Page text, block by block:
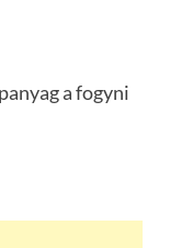
a fogyni